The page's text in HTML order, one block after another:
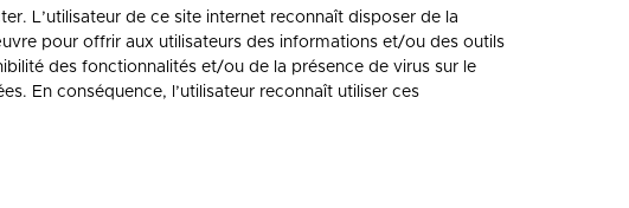
L’utilisateur de ce site internet reconnaît disposer de la
pour offrir aux utilisateurs des informations et/ou des outils
des fonctionnalités et/ou de la présence de virus sur le
En conséquence, l’utilisateur reconnaît utiliser ces